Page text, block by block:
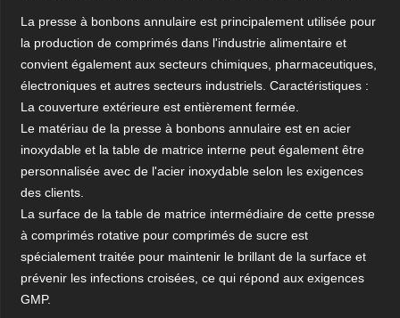
La presse à bonbons annulaire est principalement utilisée pour
la production de comprimés dans l'industrie alimentaire et
convient également aux secteurs chimiques, pharmaceutiques,
électroniques et autres secteurs industriels. Caractéristiques :
La couverture extérieure est entièrement fermée.
Le matériau de la presse à bonbons annulaire est en acier
inoxydable et la table de matrice interne peut également être
personnalisée avec de l'acier inoxydable selon les exigences
des clients.
La surface de la table de matrice intermédiaire de cette presse
à comprimés rotative pour comprimés de sucre est
spécialement traitée pour maintenir le brillant de la surface et
prévenir les infections croisées, ce qui répond aux exigences
GMP.